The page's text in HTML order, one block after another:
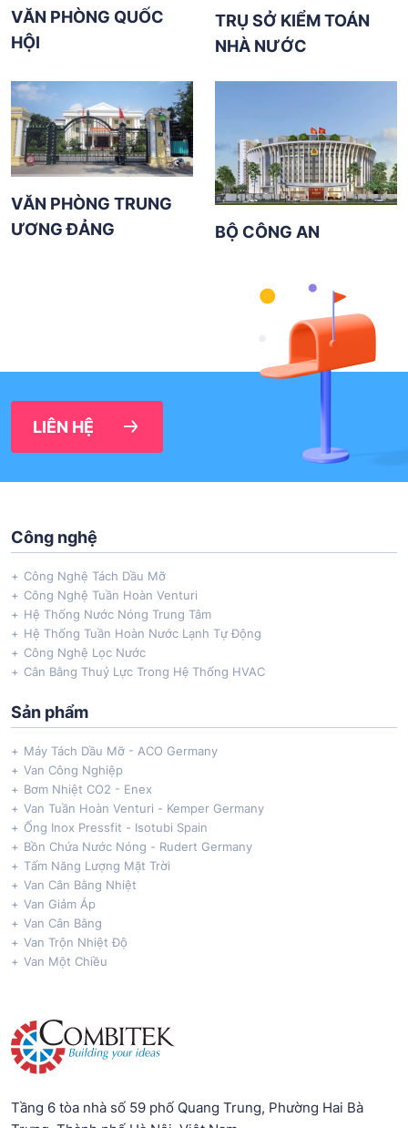
VĂN PHÒNG QUỐC
HỘI
TRỤ SỞ KIỂM TOÁN
NHÀ NƯỚC
VĂN PHÒNG TRUNG
ƯƠNG ĐẢNG
BỘ CÔNG AN
LIÊN HỆ
Công nghệ
Công Nghệ Tách Dầu Mỡ
Công Nghệ Tuần Hoàn Venturi
Hệ Thống Nước Nóng Trung Tâm
Hệ Thống Tuần Hoàn Nước Lạnh Tự Động
Công Nghệ Lọc Nước
Cân Bằng Thuỷ Lực Trong Hệ Thống HVAC
Sản phẩm
Máy Tách Dầu Mỡ - ACO Germany
Van Công Nghiệp
Bơm Nhiệt CO2 - Enex
Van Tuần Hoàn Venturi - Kemper Germany
Ống Inox Pressfit - Isotubi Spain
Bồn Chứa Nước Nóng - Rudert Germany
Tấm Năng Lượng Mặt Trời
Van Cân Bằng Nhiệt
Van Giảm Áp
Van Cân Bằng
Van Trộn Nhiệt Độ
Van Một Chiều
Tầng 6 tòa nhà số 59 phố Quang Trung, Phường Hai Bà